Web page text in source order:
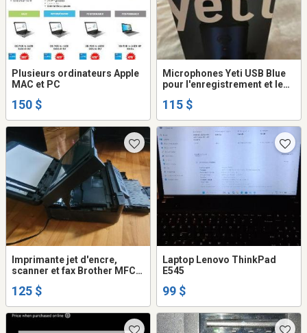
Plusieurs ordinateurs Apple
MAC et PC
150 $
Microphones Yeti USB Blue
pour l'enregistrement et le
115 $
Imprimante jet d'encre,
scanner et fax Brother MFC-
125 $
Laptop Lenovo ThinkPad
E545
99 $